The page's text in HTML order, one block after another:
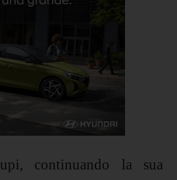
continuando la sua